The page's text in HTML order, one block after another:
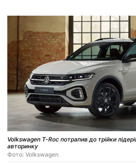
Volkswagen T-Roc потрапив до трійки
авторинку
Фото: Volkswagen